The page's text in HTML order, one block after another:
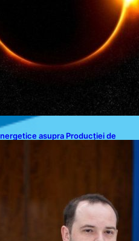
asupra Producției de